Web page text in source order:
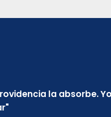
la absorbe.
"